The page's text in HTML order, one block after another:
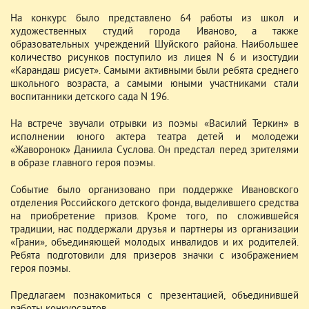
На конкурс было представлено 64 работы из школ и
художественных студий города Иваново, а также
образовательных учреждений Шуйского района. Наибольшее
количество рисунков поступило из лицея N 6 и изостудии
«Карандаш рисует». Самыми активными были ребята среднего
школьного возраста, а самыми юными участниками стали
воспитанники детского сада N 196.
На встрече звучали отрывки из поэмы «Василий Теркин» в
исполнении юного актера театра детей и молодежи
«Жаворонок» Даниила Суслова. Он предстал перед зрителями
в образе главного героя поэмы.
Событие было организовано при поддержке Ивановского
отделения Российского детского фонда, выделившего средства
на приобретение призов. Кроме того, по сложившейся
традиции, нас поддержали друзья и партнеры из организации
«Грани», объединяющей молодых инвалидов и их родителей.
Ребята подготовили для призеров значки с изображением
героя поэмы.
Предлагаем познакомиться с презентацией, объединившей